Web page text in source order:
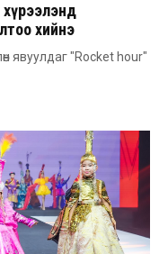
хүрээлэнд
хийнэ
явуулдаг "Rocket hour"